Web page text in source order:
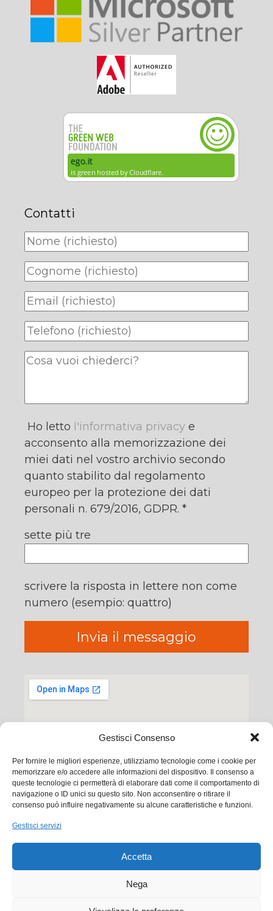
Gestisci Consenso
Per fornire le migliori esperienze, utilizziamo tecnologie come i cookie per
memorizzare e/o accedere alle informazioni del dispositivo. Il consenso a
queste tecnologie ci permetterà di elaborare dati come il comportamento di
navigazione o ID unici su questo sito. Non acconsentire o ritirare il
consenso può influire negativamente su alcune caratteristiche e funzioni.
Gestisci servizi
Accetta
Nega
Contatti
Ho letto l'informativa privacy e
acconsento alla memorizzazione dei
miei dati nel vostro archivio secondo
quanto stabilito dal regolamento
europeo per la protezione dei dati
personali n. 679/2016, GDPR. *
sette più tre
scrivere la risposta in lettere non come
numero (esempio: quattro)
Ego Communication srl
Via Francesco Baracca, 88 50127 Firenze
Tel. +39 0556533256
commerciale@ego.it